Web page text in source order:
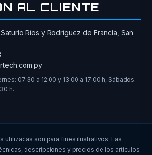
AL CLIENTE
Ríos y Rodríguez de Francia, San
07:30 a 12:00 y 13:00 a 17:00 h, Sábados:
h.
utilizadas son para fines ilustrativos. Las
descripciones y precios de los artículos